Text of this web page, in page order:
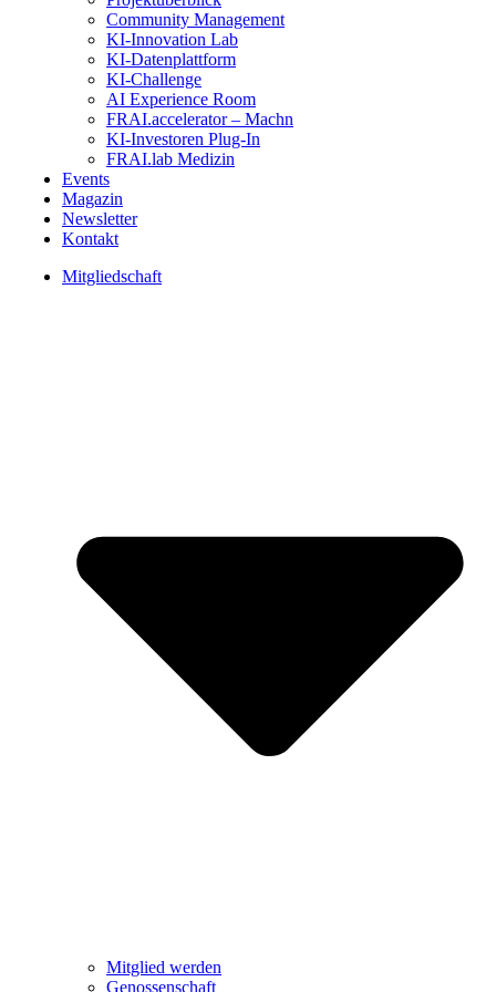
Community Management
KI-Innovation Lab
KI-Datenplattform
KI-Challenge
AI Experience Room
FRAI.accelerator – Machn
KI-Investoren Plug-In
FRAI.lab Medizin
Events
Magazin
Newsletter
Kontakt
Mitgliedschaft
Mitglied werden
Genossenschaft